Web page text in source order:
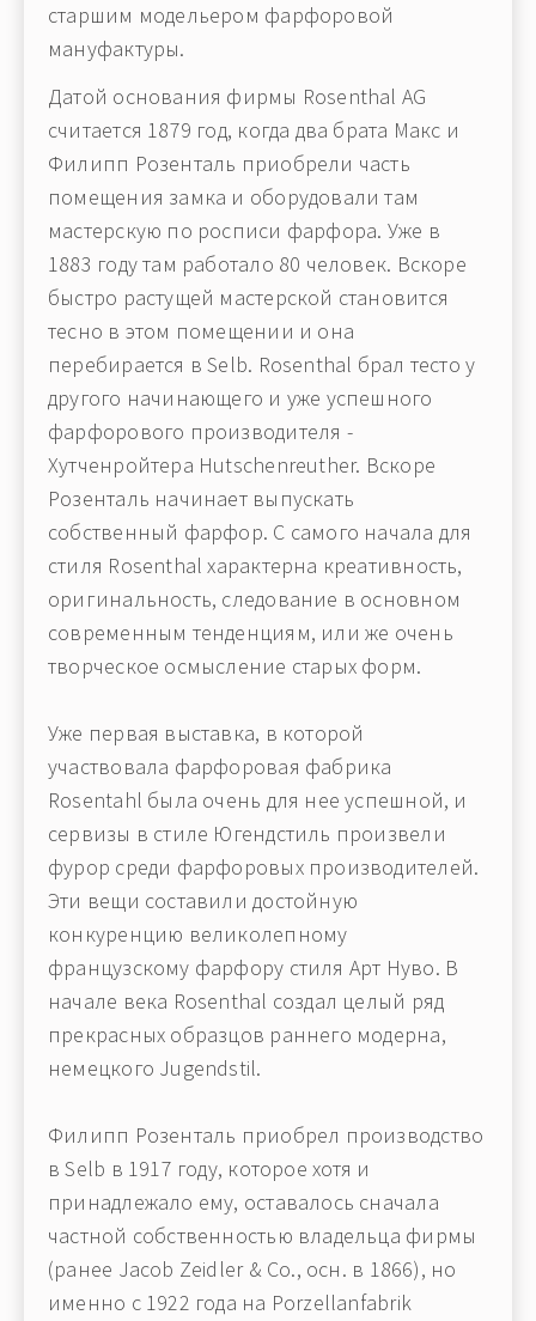
старшим модельером фарфоровой
мануфактуры.
Датой основания фирмы Rosenthal AG
считается 1879 год, когда два брата Макс и
Филипп Розенталь приобрели часть
помещения замка и оборудовали там
мастерскую по росписи фарфора. Уже в
1883 году там работало 80 человек. Вскоре
быстро растущей мастерской становится
тесно в этом помещении и она
перебирается в Selb. Rosenthal брал тесто у
другого начинающего и уже успешного
фарфорового производителя -
Хутченройтера Hutschenreuther. Вскоре
Розенталь начинает выпускать
собственный фарфор. С самого начала для
стиля Rosenthal характерна креативность,
оригинальность, следование в основном
современным тенденциям, или же очень
творческое осмысление старых форм.
Уже первая выставка, в которой
участвовала фарфоровая фабрика
Rosentahl была очень для нее успешной, и
сервизы в стиле Югендстиль произвели
фурор среди фарфоровых производителей.
Эти вещи составили достойную
конкуренцию великолепному
французскому фарфору стиля Арт Нуво. В
начале века Rosenthal создал целый ряд
прекрасных образцов раннего модерна,
немецкого Jugendstil.
Филипп Розенталь приобрел производство
в Selb в 1917 году, которое хотя и
принадлежало ему, оставалось сначала
частной собственностью владельца фирмы
(ранее Jacob Zeidler & Co., осн. в 1866), но
именно с 1922 года на Porzellanfabrik